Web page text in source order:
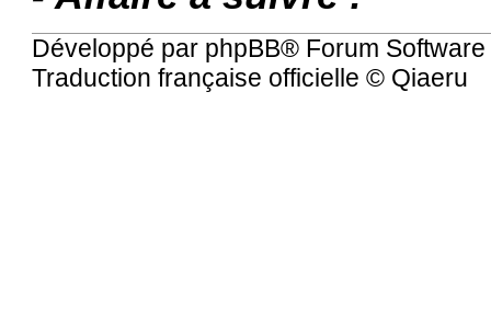
Développé par phpBB® Forum
Traduction française officielle © Qiaeru